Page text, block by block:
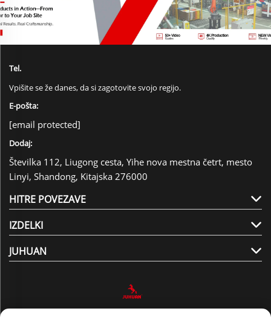
Tel.
Vpišite se že danes, da si zagotovite svojo regijo.
E-pošta:
[email protected]
Dodaj:
Številka 112, Liugong cesta, Yihe nova mestna četrt, mesto
Linyi, Shandong, Kitajska 276000
HITRE POVEZAVE
IZDELKI
JUHUAN